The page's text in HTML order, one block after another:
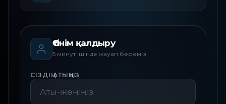
Өтінім қалдыру
5 минут ішінде жауап береміз
СІЗДІҢ АТЫҢЫЗ